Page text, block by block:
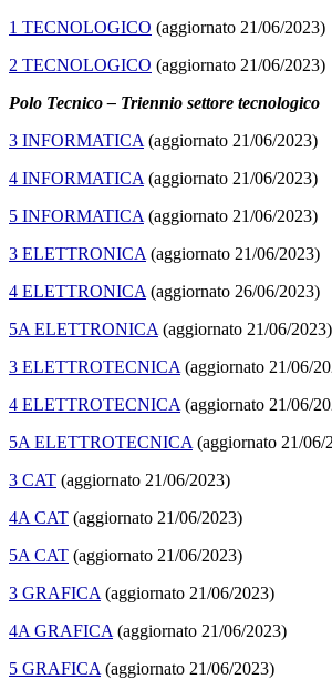
1 TECNOLOGICO (aggiornato 21/06/2023)
2 TECNOLOGICO (aggiornato 21/06/2023)
Polo Tecnico – Triennio settore tecnologico
3 INFORMATICA (aggiornato 21/06/2023)
4 INFORMATICA (aggiornato 21/06/2023)
5 INFORMATICA (aggiornato 21/06/2023)
3 ELETTRONICA (aggiornato 21/06/2023)
4 ELETTRONICA (aggiornato 26/06/2023)
5A ELETTRONICA (aggiornato 21/06/2023)
3 ELETTROTECNICA (aggiornato 21/06/
4 ELETTROTECNICA (aggiornato 21/06/
5A ELETTROTECNICA (aggiornato 21/06/
3 CAT (aggiornato 21/06/2023)
4A CAT (aggiornato 21/06/2023)
5A CAT (aggiornato 21/06/2023)
3 GRAFICA (aggiornato 21/06/2023)
4A GRAFICA (aggiornato 21/06/2023)
5 GRAFICA (aggiornato 21/06/2023)